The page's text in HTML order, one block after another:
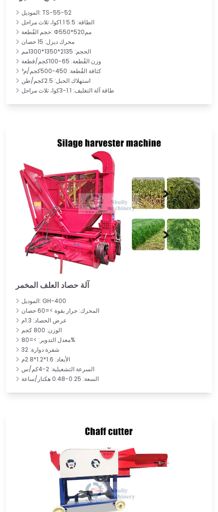
الموديل: TS-55-52
الطاقة: 5.5 1.1كوا، ثلاث مراحل
حجم القُطعة: Φ550*520مم
محرك ديزل: 15 حصان
الحجم: 2135*1350*1300مم
وزن القُطعة: 65-100كجم/قطعة
كثافة القُطعة: 450-500كجم/م³
استهلاك الحبل: 2.5كجم/طن
طاقة آلة التغليف: 1.1-3كوا، ثلاث مراحل
آلة حصاد العلف المخمر
الموديل: GH-400
المحرك: جرار بقوة >=60 حصان
عرض الحصاد: 1.3م
الوزن: 800 كجم
معدل التدوير: >=80%
شفرة دوارة: 32
الأبعاد: 1.6*1.2*2.8م
السرعة التشغيلية: 2-4كم/س
السعة: 0.25-0.48 هكتار/ساعة